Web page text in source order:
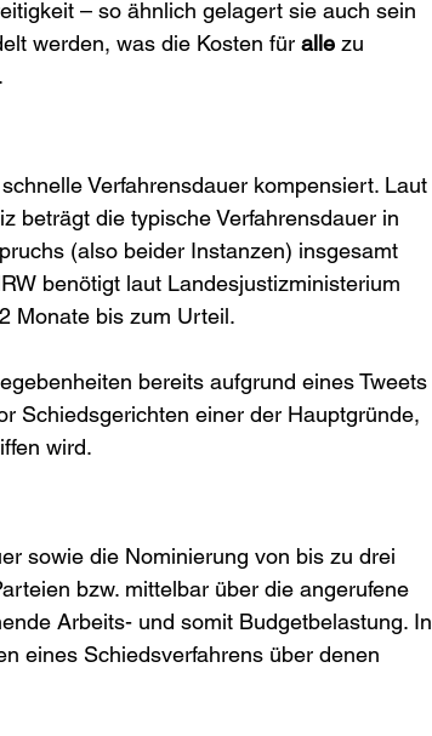
– so ähnlich gelagert sie auch sein
werden, was die Kosten für alle zu
Verfahrensdauer kompensiert. Laut
beträgt die typische Verfahrensdauer in
(also beider Instanzen) insgesamt
benötigt laut Landesjustizministerium
Monate bis zum Urteil.
bereits aufgrund eines Tweets
Schiedsgerichten einer der Hauptgründe,
wird.
sowie die Nominierung von bis zu drei
bzw. mittelbar über die angerufene
Arbeits- und somit Budgetbelastung. In
eines Schiedsverfahrens über denen